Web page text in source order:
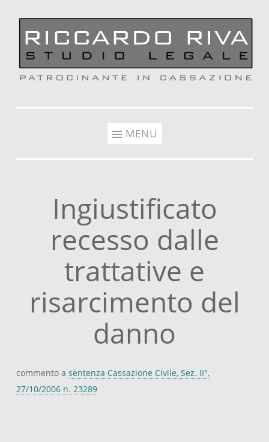
MENU
Ingiustificato
recesso dalle
trattative e
risarcimento del
danno
commento a sentenza Cassazione Civile, Sez. II°,
27/10/2006 n. 23289